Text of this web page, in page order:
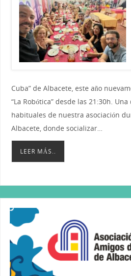
Cuba” de Albacete, este año
“La Robótica” desde las 21:30h.
habituales de nuestra asociación
Albacete, donde socializar…
LEER MÁS..